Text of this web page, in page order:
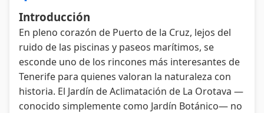
Introducción
En pleno corazón de Puerto de la Cruz, lejos del
ruido de las piscinas y paseos marítimos, se
esconde uno de los rincones más interesantes de
Tenerife para quienes valoran la naturaleza con
historia. El Jardín de Aclimatación de La Orotava —
conocido simplemente como Jardín Botánico— no